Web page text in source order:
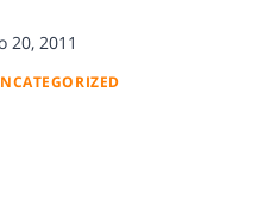
20, 2011